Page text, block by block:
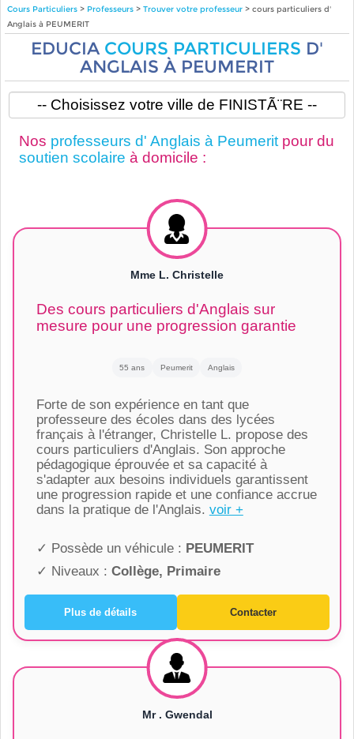
Cours Particuliers> Professeurs > Trouver votre professeur> cours particuliers d'
Anglais à PEUMERIT
EDUCIA COURS PARTICULIERS D'
ANGLAIS À PEUMERIT
Nos professeurs d' Anglais à Peumeritpour du
soutien scolaire à domicile :
Mme L. Christelle
Des cours particuliers d'Anglais sur
mesure pour une progression garantie
55 ans Peumerit Anglais
Forte de son expérience en tant que
professeure des écoles dans des lycées
français à l'étranger, Christelle L. propose des
cours particuliers d'Anglais. Son approche
pédagogique éprouvée et sa capacité à
s'adapter aux besoins individuels garantissent
une progression rapide et une confiance accrue
dans la pratique de l'Anglais. voir +
✓ Possède un véhicule : PEUMERIT
✓ Niveaux : Collège, Primaire
Plus de détails Contacter
Mr . Gwendal